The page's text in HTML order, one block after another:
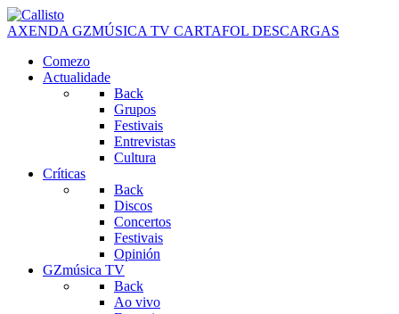
AXENDA GZMÚSICA TV CARTAFOL DESCARGAS
Comezo
Actualidade
Back
Grupos
Festivais
Entrevistas
Cultura
Críticas
Back
Discos
Concertos
Festivais
Opinión
GZmúsica TV
Back
Ao vivo